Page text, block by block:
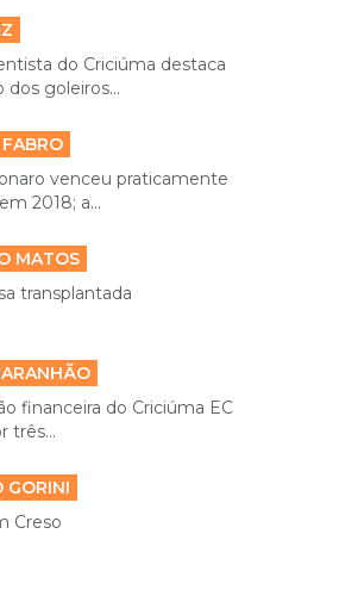
do Criciúma destaca
dos goleiros...
venceu praticamente
2018; a...
MATOS
transplantada
financeira do Criciúma EC
três...
GORINI
Creso